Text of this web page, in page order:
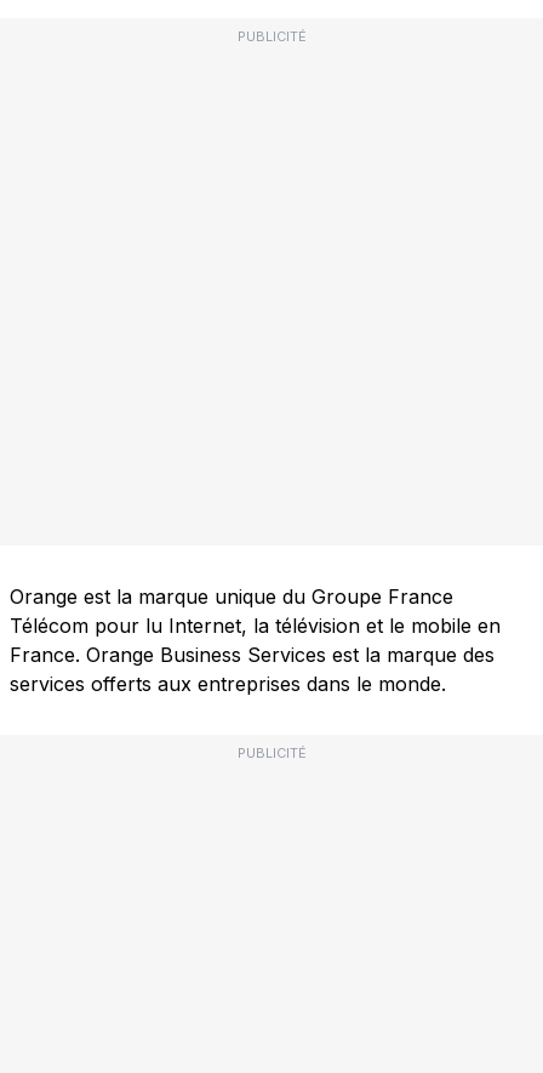
PUBLICITÉ
Orange est la marque unique du Groupe France
Télécom pour lu Internet, la télévision et le mobile en
France. Orange Business Services est la marque des
services offerts aux entreprises dans le monde.
PUBLICITÉ